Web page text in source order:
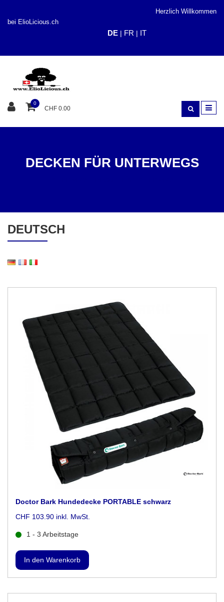
Herzlich Willkommen
bei ElioLicious.ch
DE | FR | IT
0
CHF 0.00
DECKEN FÜR UNTERWEGS
DEUTSCH
Doctor Bark Hundedecke PORTABLE schwarz
CHF 103.90 inkl. MwSt.
1 - 3 Arbeitstage